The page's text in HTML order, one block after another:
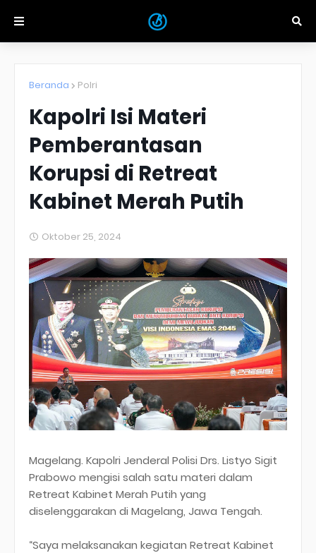
Beranda Polri
Kapolri Isi Materi
Pemberantasan
Korupsi di Retreat
Kabinet Merah Putih
Oktober 25, 2024
Magelang. Kapolri Jenderal Polisi Drs. Listyo Sigit
Prabowo mengisi salah satu materi dalam
Retreat Kabinet Merah Putih yang
diselenggarakan di Magelang, Jawa Tengah.
“Saya melaksanakan kegiatan Retreat Kabinet